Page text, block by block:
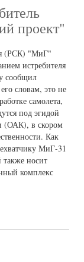
проект"
(РСК) "МиГ"
истребителя
сообщил
словам, это не
самолета,
под эгидой
(ОАК), в скором
Как
МиГ-31
носит
комплекс